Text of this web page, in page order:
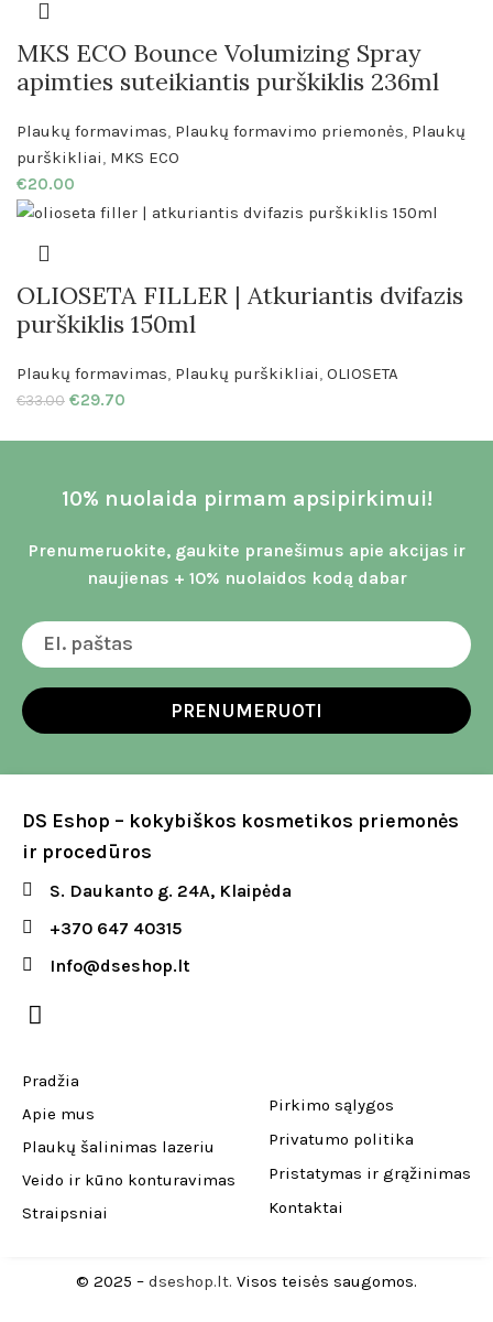
MKS ECO Bounce Volumizing Spray
apimties suteikiantis purškiklis 236ml
Plaukų formavimas, Plaukų formavimo priemonės, Plaukų
purškikliai, MKS ECO
€20.00
OLIOSETA FILLER | Atkuriantis dvifazis
purškiklis 150ml
Plaukų formavimas, Plaukų purškikliai, OLIOSETA
€33.00 €29.70
10% nuolaida pirmam apsipirkimui!
Prenumeruokite, gaukite pranešimus apie akcijas ir
naujienas + 10% nuolaidos kodą dabar
PRENUMERUOTI
DS Eshop – kokybiškos kosmetikos priemonės
ir procedūros
S. Daukanto g. 24A, Klaipėda
+370 647 40315
Info@dseshop.lt
Pradžia
Apie mus
Plaukų šalinimas lazeriu
Veido ir kūno konturavimas
Straipsniai
Pirkimo sąlygos
Privatumo politika
Pristatymas ir grąžinimas
Kontaktai
© 2025 – dseshop.lt. Visos teisės saugomos.